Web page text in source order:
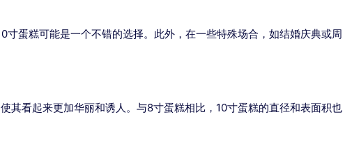
蛋糕可能是一个不错的选择。此外，在一些特殊场合，如结婚庆典或周
其看起来更加华丽和诱人。与8寸蛋糕相比，10寸蛋糕的直径和表面积也